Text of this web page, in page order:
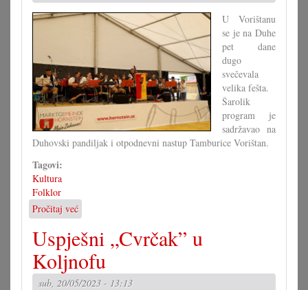
U Vorištanu
se je na Duhe
pet dane
dugo
svečevala
velika fešta.
Šarolik
program je
sadržavao na
Duhovski pandiljak i otpodnevni nastup Tamburice Vorištan.
Tagovi:
Kultura
Folklor
Pročitaj već
Druga
Duhovska
fešta
u
Vorištanu
Uspješni „Cvrčak” u
Koljnofu
sub, 20/05/2023 - 13:13